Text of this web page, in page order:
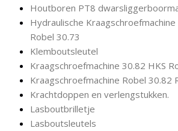
Houtboren PT8
Hydraulische
Robel 30.73
Klemboutsleutel
Kraagschroefmachine 30.82 HKS
Kraagschroefmachine Robel 30.82
Krachtdoppen en verlengstukken.
Lasboutbrilletje
Lasboutsleutels